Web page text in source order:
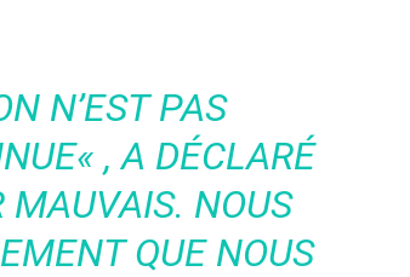
N’EST PAS
« , A DÉCLARÉ
MAUVAIS. NOUS
QUE NOUS